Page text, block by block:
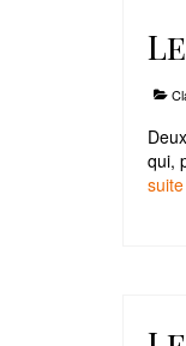
qui,
suite­­